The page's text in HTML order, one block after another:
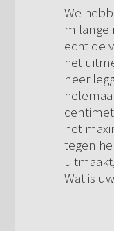
We
m lange
echt de
het
neer
het
tegen
Wat is